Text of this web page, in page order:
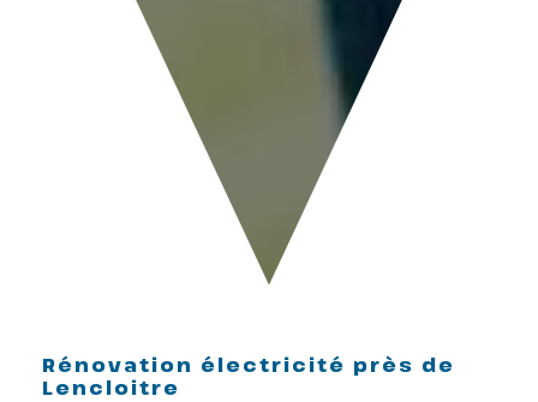
Rénovation électricité près de
Lencloitre